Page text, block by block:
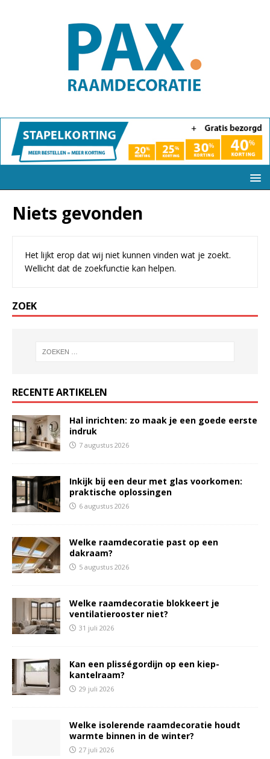
Niets gevonden
Het lijkt erop dat wij niet kunnen vinden wat je zoekt.
Wellicht dat de zoekfunctie kan helpen.
ZOEK
RECENTE ARTIKELEN
Hal inrichten: zo maak je een goede eerste
indruk
7 augustus 2026
Inkijk bij een deur met glas voorkomen:
praktische oplossingen
6 augustus 2026
Welke raamdecoratie past op een
dakraam?
5 augustus 2026
Welke raamdecoratie blokkeert je
ventilatierooster niet?
31 juli 2026
Kan een plisségordijn op een kiep-
kantelraam?
29 juli 2026
Welke isolerende raamdecoratie houdt
warmte binnen in de winter?
27 juli 2026